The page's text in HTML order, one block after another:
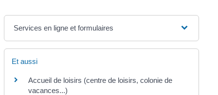
Services en ligne et formulaires
Et aussi
Accueil de loisirs (centre de loisirs, colonie de
vacances...)